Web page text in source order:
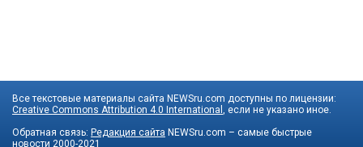
Все текстовые материалы сайта NEWSru.com доступны по лицензии:
Creative Commons Attribution 4.0 International , если не указано иное.
Обратная связь: Редакция сайта NEWSru.com – самые быстрые
новости 2000-2021